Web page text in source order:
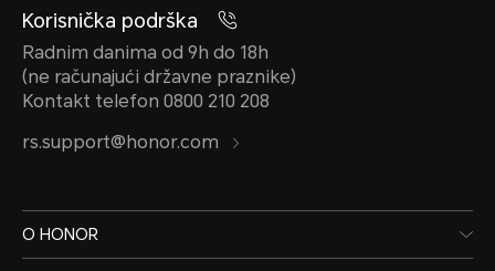
Korisnička podrška
Radnim danima od 9h do 18h
(ne računajući državne praznike)
Kontakt telefon 0800 210 208
rs.support@honor.com
O HONOR